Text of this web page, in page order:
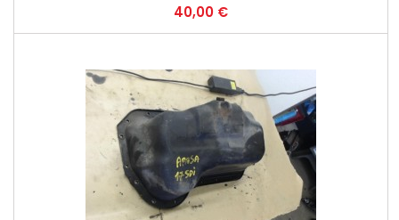
Prix
40,00 €